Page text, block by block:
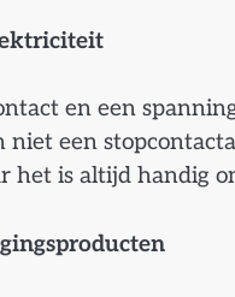
en een
een
het is altijd handig